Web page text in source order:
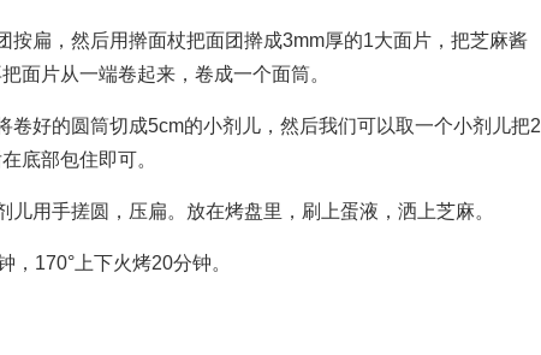
扁，然后用擀面杖把面团擀成3mm厚的1大面片，把芝麻酱
面片从一端卷起来，卷成一个面筒。
好的圆筒切成5cm的小剂儿，然后我们可以取一个小剂儿把2
底部包住即可。
用手搓圆，压扁。放在烤盘里，刷上蛋液，洒上芝麻。
170°上下火烤20分钟。